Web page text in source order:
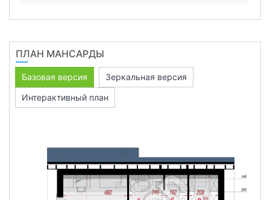
ПЛАН МАНСАРДЫ
Базовая версия
Зеркальная версия
Интерактивный план